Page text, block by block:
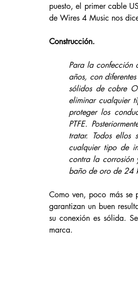
puesto, el primer cable
de Wires 4 Music nos
Construcción.
Para la confección
años, con
sólidos de cobre
eliminar cualquier
proteger los
PTFE.
tratar. Todos ellos
cualquier tipo de
contra la corrosión
baño de oro de 24
Como ven, poco más se
garantizan un buen
su conexión es sólida.
marca.